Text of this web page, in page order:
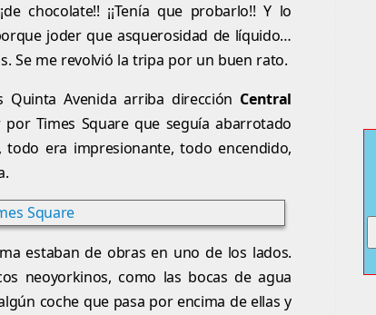
chocolate!! ¡¡Tenía que probarlo!! Y lo
joder que asquerosidad de líquido…
Se me revolvió la tripa por un buen rato.
Quinta Avenida arriba dirección Central
Times Square que seguía abarrotado
era impresionante, todo encendido,
estaban de obras en uno de los lados.
neoyorkinos, como las bocas de agua
coche que pasa por encima de ellas y